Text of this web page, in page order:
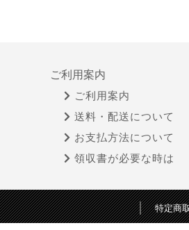
ご利用案内
ご利用案内
送料・配送について
お支払方法について
領収書が必要な時は
特定商